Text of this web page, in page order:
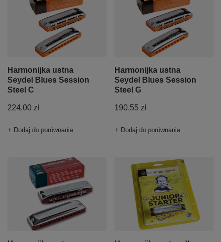
Harmonijka ustna
Seydel Blues Session
Steel C
224,00 zł
+ Dodaj do porównania
Harmonijka ustna
Seydel Blues Session
Steel G
190,55 zł
+ Dodaj do porównania